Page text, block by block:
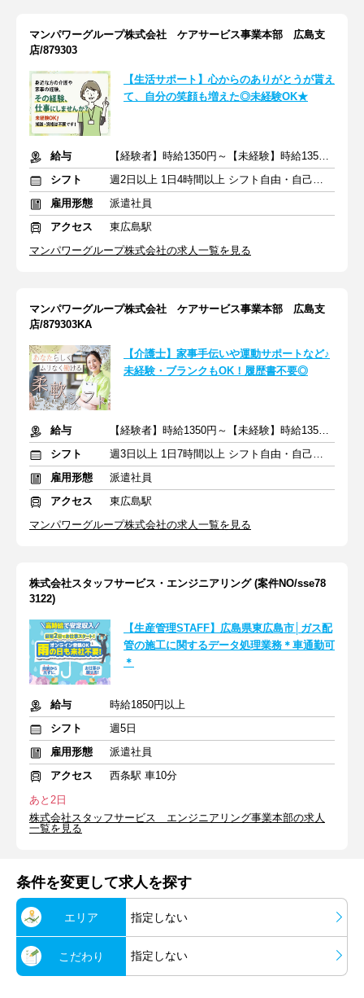
マンパワーグループ株式会社 ケアサービス事業本部 広島支
店/879303
【生活サポート】心からのありがとうが貰え
て、自分の笑顔も増えた◎未経験OK★
給与
【経験者】時給1350円～【未経験】時給1350円～ ※交通費全額
シフト
週2日以上 1日4時間以上 シフト自由・自己申告
雇用形態
派遣社員
アクセス
東広島駅
マンパワーグループ株式会社の求人一覧を見る
マンパワーグループ株式会社 ケアサービス事業本部 広島支
店/879303KA
【介護士】家事手伝いや運動サポートなど♪
未経験・ブランクもOK！履歴書不要◎
給与
【経験者】時給1350円～【未経験】時給1350円～ ※交通費全額
シフト
週3日以上 1日7時間以上 シフト自由・自己申告
雇用形態
派遣社員
アクセス
東広島駅
マンパワーグループ株式会社の求人一覧を見る
株式会社スタッフサービス・エンジニアリング (案件NO/sse78
3122)
【生産管理STAFF】広島県東広島市│ガス配
管の施工に関するデータ処理業務＊車通勤可
＊
給与
時給1850円以上
シフト
週5日
雇用形態
派遣社員
アクセス
西条駅 車10分
あと2日
株式会社スタッフサービス エンジニアリング事業本部の求人
一覧を見る
条件を変更して求人を探す
エリア 指定しない
こだわり 指定しない